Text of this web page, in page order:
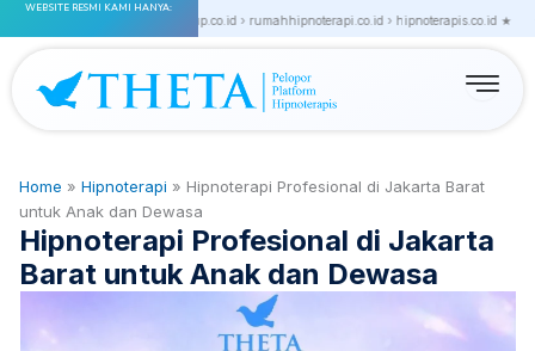
Skip
content
WEBSITE RESMI KAMI HANYA:
› thetagroup.co.id › rumahhipnoterapi.co.id › hipnoterapis.co.id ★ ★
Home »Hipnoterapi » Hipnoterapi Profesional di Jakarta Barat
untuk Anak dan Dewasa
Hipnoterapi Profesional di Jakarta
Barat untuk Anak dan Dewasa